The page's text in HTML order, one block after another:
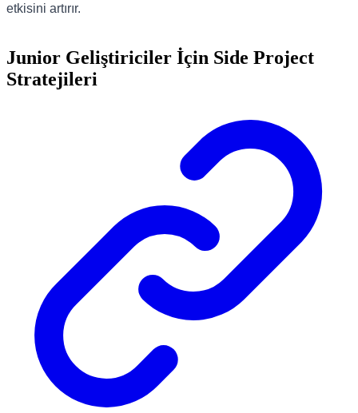
etkisini artırır.
Junior Geliştiriciler İçin Side Project
Stratejileri